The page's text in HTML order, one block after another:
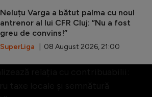
Neluțu Varga a bătut palma cu noul
antrenor al lui CFR Cluj: ”Nu a fost
greu de convins!”
SuperLiga | 08 August 2026, 21:00